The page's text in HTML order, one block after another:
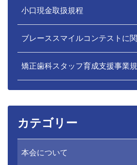
小口現金取扱規程
ブレーススマイルコンテストに
矯正歯科スタッフ育成支援事業
カテゴリー
本会について